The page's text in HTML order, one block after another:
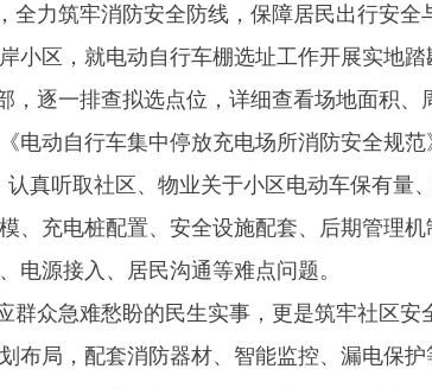
全力筑牢消防安全防线，保障居民出行安全
小区，就电动自行车棚选址工作开展实地踏
，逐一排查拟选点位，详细查看场地面积、
电动自行车集中停放充电场所消防安全规
真听取社区、物业关于小区电动车保有量
、充电桩配置、安全设施配套、后期管理机
电源接入、居民沟通等难点问题。
群众急难愁盼的民生实事，更是筑牢社区
布局，配套消防器材、智能监控、漏电保护